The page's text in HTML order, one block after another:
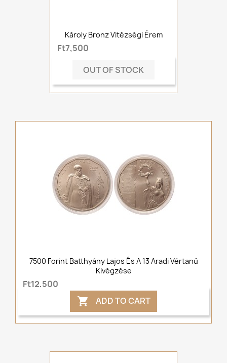
Károly Bronz Vitézségi Érem
Ft7,500
OUT OF STOCK
7500 Forint Batthyány Lajos És A 13 Aradi Vértanú
Kivégzése
Ft12,500
 ADD TO CART